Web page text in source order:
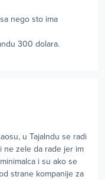
nego sto ima
300 dolara.
u Tajalndu se radi
ne zele da rade jer im
i su ako se
strane kompanije za